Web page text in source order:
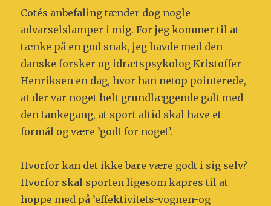
Cotés anbefaling tænder dog nogle
advarselslamper i mig. For jeg kommer til at
tænke på en god snak, jeg havde med den
danske forsker og idrætspsykolog Kristoffer
Henriksen en dag, hvor han netop pointerede,
at der var noget helt grundlæggende galt med
den tankegang, at sport altid skal have et
formål og være ’godt for noget’.
Hvorfor kan det ikke bare være godt i sig selv?
Hvorfor skal sporten ligesom kapres til at
hoppe med på ’effektivitets-vognen-og